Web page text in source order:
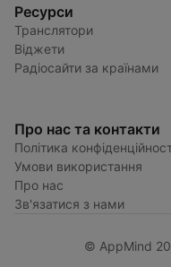
Ресурси
Транслятори
Віджети
Радіосайти за країнами
Про нас та контакти
Політика
Умови використання
Про нас
Зв'язатися з нами
© AppMind